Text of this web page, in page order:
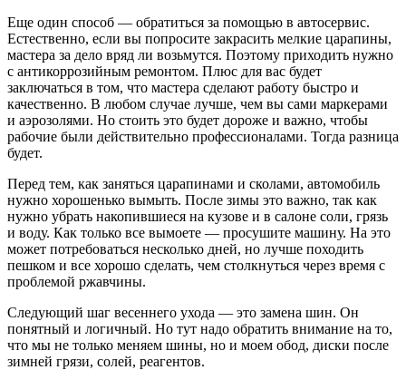
Еще один способ — обратиться за помощью в автосервис.
Естественно, если вы попросите закрасить мелкие царапины,
мастера за дело вряд ли возьмутся. Поэтому приходить нужно
с антикоррозийным ремонтом. Плюс для вас будет
заключаться в том, что мастера сделают работу быстро и
качественно. В любом случае лучше, чем вы сами маркерами
и аэрозолями. Но стоить это будет дороже и важно, чтобы
рабочие были действительно профессионалами. Тогда разница
будет.
Перед тем, как заняться царапинами и сколами, автомобиль
нужно хорошенько вымыть. После зимы это важно, так как
нужно убрать накопившиеся на кузове и в салоне соли, грязь
и воду. Как только все вымоете — просушите машину. На это
может потребоваться несколько дней, но лучше походить
пешком и все хорошо сделать, чем столкнуться через время с
проблемой ржавчины.
Следующий шаг весеннего ухода — это замена шин. Он
понятный и логичный. Но тут надо обратить внимание на то,
что мы не только меняем шины, но и моем обод, диски после
зимней грязи, солей, реагентов.